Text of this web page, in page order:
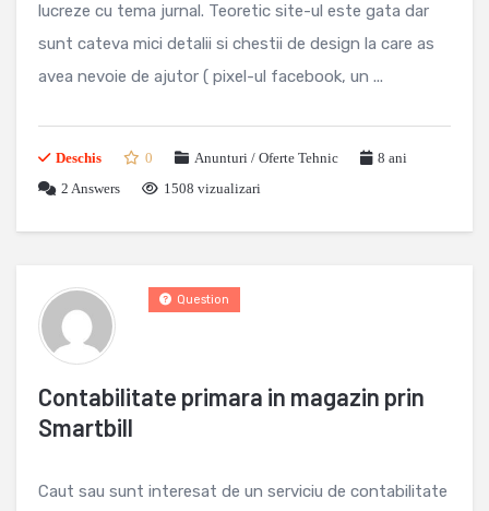
lucreze cu tema jurnal. Teoretic site-ul este gata dar
sunt cateva mici detalii si chestii de design la care as
avea nevoie de ajutor ( pixel-ul facebook, un ...
Deschis 0 Anunturi / Oferte Tehnic
8 ani
2 Answers 1508 vizualizari
Contabilitate primara in magazin prin
Smartbill
Question
Caut sau sunt interesat de un serviciu de contabilitate